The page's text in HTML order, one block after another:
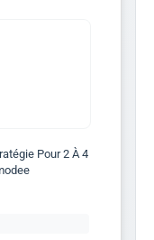
Pour 2 À 4